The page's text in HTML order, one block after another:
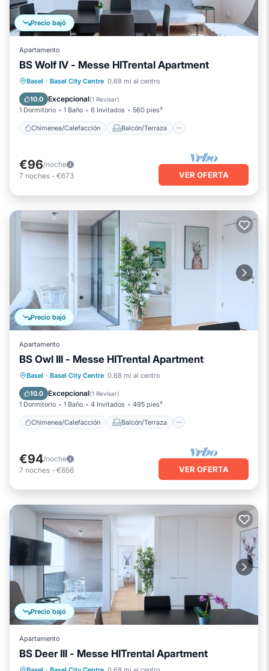
Precio bajó
Apartamento
BS Wolf IV - Messe HITrental Apartment
Basel · Basel City Centre 0.68 mi al centro
10.0 Excepcional(1 Revisar)
1 Dormitorio 1 Baño 6 Invitados 560 pies²
Chimenea/Calefacción Balcón/Terraza
Chimenea/Calefacción
Balcón/Terraza
Se admiten mascotas
€96/noche
7 noches - €673 VER OFERTA
Precio bajó
Apartamento
BS Owl III - Messe HITrental Apartment
Basel · Basel City Centre 0.68 mi al centro
10.0 Excepcional(1 Revisar)
1 Dormitorio 1 Baño 4 Invitados 495 pies²
Chimenea/Calefacción Balcón/Terraza
Chimenea/Calefacción
Balcón/Terraza
Se admiten mascotas
€94/noche
7 noches - €656 VER OFERTA
Precio bajó
Apartamento
BS Deer III - Messe HITrental Apartment
Chimenea/Calefacción Balcón/Terraza